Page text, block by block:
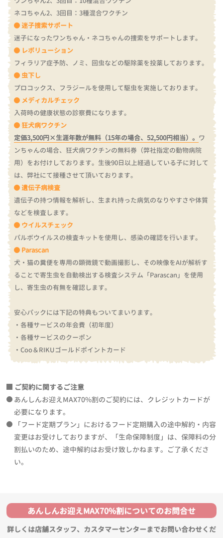
ネコちゃん2、3回目：3種混合ワクチン
迷子捜索サポート
迷子になったワンちゃん・ネコちゃんの捜索をサポートします。
レボリューション
フィラリア症予防、ノミ、回虫などの駆除薬を投薬しております。
虫下し
プロコックス、フラジールを使用して駆虫を実施しております。
メディカルチェック
入荷時の健康状態の診察費になります。
狂犬病ワクチン
定価3,500円×生涯年数が無料（15年の場合、52,500円相当）。 ワ
ンちゃんの場合、狂犬病ワクチンの無料券（弊社指定の動物病院
用）をお付けしております。 生後90日以上経過している子に対して
は、弊社にて接種させて頂いております。
遺伝子病検査
遺伝子の持つ情報を解析し、生まれ持った病気のなりやすさや体質
などを検査します。
ウイルスチェック
パルボウイルスの検査キットを使用し、感染の確認を行います。
Parascan
犬・猫の糞便を専用の顕微鏡で動画撮影し、その映像をAIが解析す
ることで寄生虫を自動検出する検査システム「Parascan」を使用
し、寄生虫の有無を確認します。
安心パックには下記の特典もついてまいります。
・各種サービスの年会費（初年度）
・各種サービスのクーポン
・Coo＆RIKUゴールドポイントカード
ご契約に関するご注意
あんしんお迎えMAX70%割のご契約には、クレジットカードが
必要になります。
「フード定期プラン」におけるフード定期購入の途中解約・内容
変更はお受けしておりますが、「生命保障制度」は、保障料の分
割払いのため、途中解約はお受け致しかねます。ご了承くださ
い。
あんしんお迎えMAX70%割についてのお問合せ
詳しくは店舗スタッフ、カスタマーセンターまでお問い合わせくだ